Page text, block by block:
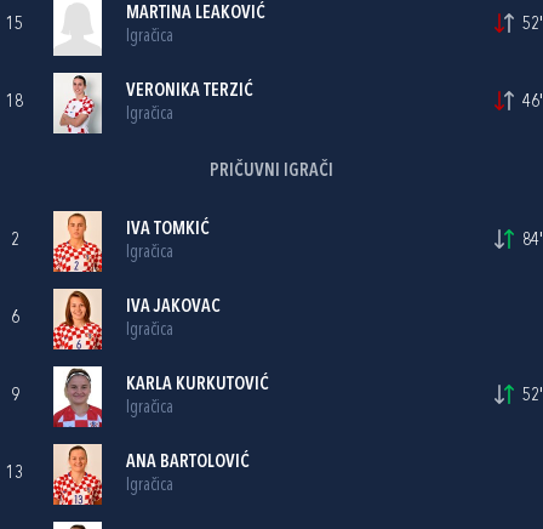
15
MARTINA LEAKOVIĆ
Igračica
52'
18
VERONIKA TERZIĆ
Igračica
46'
PRIČUVNI IGRAČI
2
IVA TOMKIĆ
Igračica
84'
6
IVA JAKOVAC
Igračica
9
KARLA KURKUTOVIĆ
Igračica
52'
13
ANA BARTOLOVIĆ
Igračica